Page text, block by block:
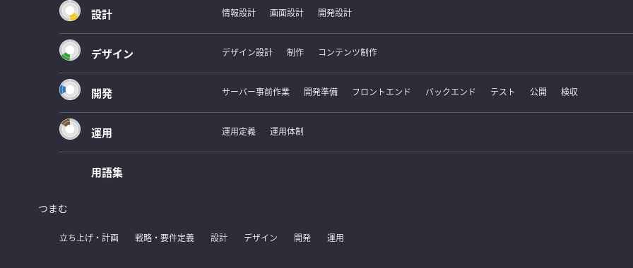
設計 情報設計 画面設計 開発設計
デザイン デザイン設計 制作 コンテンツ制作
開発 サーバー事前作業 開発準備 フロントエンド バックエンド テスト 公開 検収
運用 運用定義 運用体制
用語集
つまむ
立ち上げ・計画 戦略・要件定義 設計 デザイン 開発 運用